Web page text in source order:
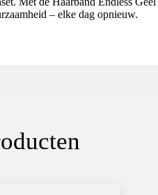
– elke dag opnieuw.